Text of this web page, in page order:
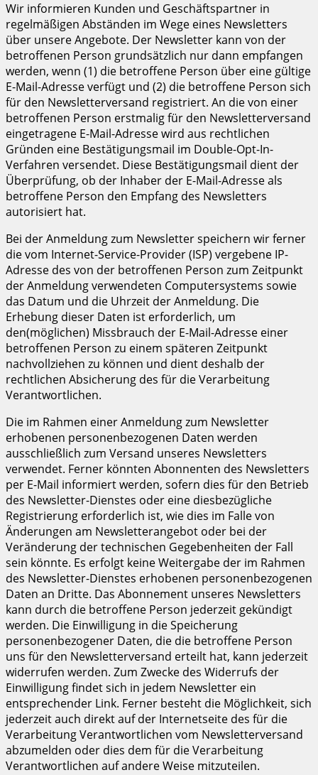
Wir informieren Kunden und Geschäftspartner in
regelmäßigen Abständen im Wege eines Newsletters
über unsere Angebote. Der Newsletter kann von der
betroffenen Person grundsätzlich nur dann empfangen
werden, wenn (1) die betroffene Person über eine gültige
E-Mail-Adresse verfügt und (2) die betroffene Person sich
für den Newsletterversand registriert. An die von einer
betroffenen Person erstmalig für den Newsletterversand
eingetragene E-Mail-Adresse wird aus rechtlichen
Gründen eine Bestätigungsmail im Double-Opt-In-
Verfahren versendet. Diese Bestätigungsmail dient der
Überprüfung, ob der Inhaber der E-Mail-Adresse als
betroffene Person den Empfang des Newsletters
autorisiert hat.
Bei der Anmeldung zum Newsletter speichern wir ferner
die vom Internet-Service-Provider (ISP) vergebene IP-
Adresse des von der betroffenen Person zum Zeitpunkt
der Anmeldung verwendeten Computersystems sowie
das Datum und die Uhrzeit der Anmeldung. Die
Erhebung dieser Daten ist erforderlich, um
den(möglichen) Missbrauch der E-Mail-Adresse einer
betroffenen Person zu einem späteren Zeitpunkt
nachvollziehen zu können und dient deshalb der
rechtlichen Absicherung des für die Verarbeitung
Verantwortlichen.
Die im Rahmen einer Anmeldung zum Newsletter
erhobenen personenbezogenen Daten werden
ausschließlich zum Versand unseres Newsletters
verwendet. Ferner könnten Abonnenten des Newsletters
per E-Mail informiert werden, sofern dies für den Betrieb
des Newsletter-Dienstes oder eine diesbezügliche
Registrierung erforderlich ist, wie dies im Falle von
Änderungen am Newsletterangebot oder bei der
Veränderung der technischen Gegebenheiten der Fall
sein könnte. Es erfolgt keine Weitergabe der im Rahmen
des Newsletter-Dienstes erhobenen personenbezogenen
Daten an Dritte. Das Abonnement unseres Newsletters
kann durch die betroffene Person jederzeit gekündigt
werden. Die Einwilligung in die Speicherung
personenbezogener Daten, die die betroffene Person
uns für den Newsletterversand erteilt hat, kann jederzeit
widerrufen werden. Zum Zwecke des Widerrufs der
Einwilligung findet sich in jedem Newsletter ein
entsprechender Link. Ferner besteht die Möglichkeit, sich
jederzeit auch direkt auf der Internetseite des für die
Verarbeitung Verantwortlichen vom Newsletterversand
abzumelden oder dies dem für die Verarbeitung
Verantwortlichen auf andere Weise mitzuteilen.